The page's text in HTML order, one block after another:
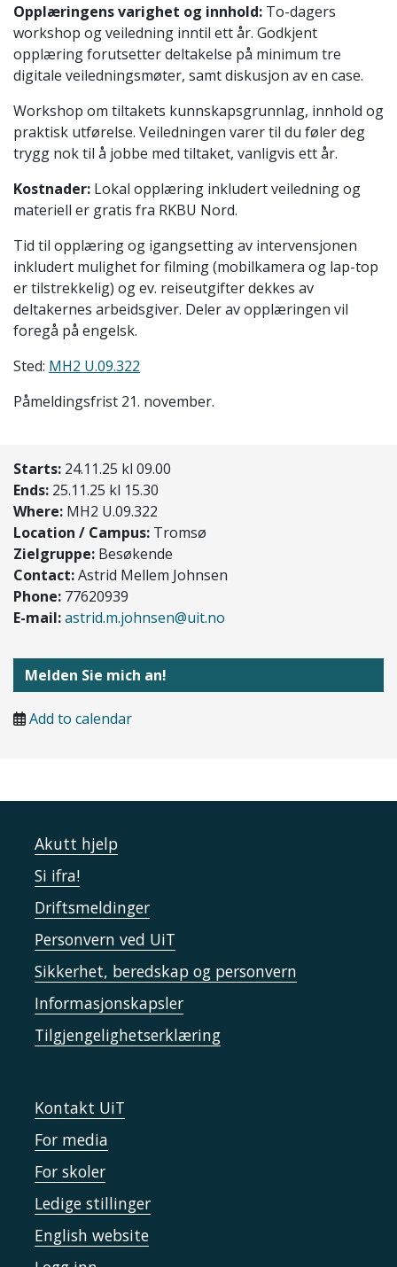
Opplæringens varighet og innhold: To-dagers
workshop og veiledning inntil ett år. Godkjent
opplæring forutsetter deltakelse på minimum tre
digitale veiledningsmøter, samt diskusjon av en case.
Workshop om tiltakets kunnskapsgrunnlag, innhold og
praktisk utførelse. Veiledningen varer til du føler deg
trygg nok til å jobbe med tiltaket, vanligvis ett år.
Kostnader: Lokal opplæring inkludert veiledning og
materiell er gratis fra RKBU Nord.
Tid til opplæring og igangsetting av intervensjonen
inkludert mulighet for filming (mobilkamera og lap-top
er tilstrekkelig) og ev. reiseutgifter dekkes av
deltakernes arbeidsgiver. Deler av opplæringen vil
foregå på engelsk.
Sted: MH2 U.09.322
Påmeldingsfrist 21. november.
Starts: 24.11.25 kl 09.00
Ends: 25.11.25 kl 15.30
Where: MH2 U.09.322
Location / Campus: Tromsø
Zielgruppe: Besøkende
Contact:Astrid Mellem Johnsen
Phone: 77620939
E-mail:astrid.m.johnsen@uit.no
Melden Sie mich an!
Add to calendar
Akutt hjelp
Si ifra!
Driftsmeldinger
Personvern ved UiT
Sikkerhet, beredskap og personvern
Informasjonskapsler
Tilgjengelighetserklæring
Kontakt UiT
For media
For skoler
Ledige stillinger
English website